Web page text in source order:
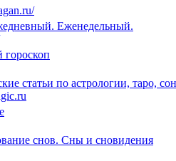
Еженедельный.
гороскоп
статьи по астрологии, таро,
снов. Сны и сновидения